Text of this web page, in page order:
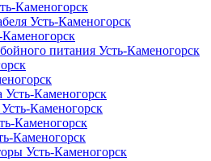
Каменогорск
Усть-Каменогорск
питания Усть-Каменогорск
Усть-Каменогорск
Каменогорск
Каменогорск
Каменогорск
Усть-Каменогорск